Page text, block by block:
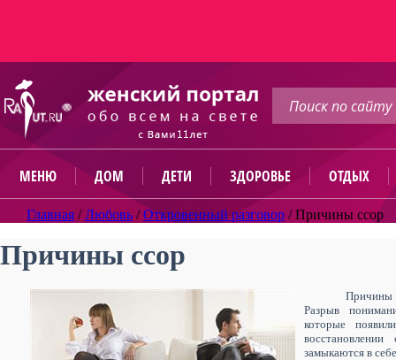
МЕНЮ ДОМ ДЕТИ ЗДОРОВЬЕ ОТДЫХ
Главная /Любовь /Откровенный разговор /Причины ссор
Причины ссор
Причины
Разрыв
которые
замыкаются в